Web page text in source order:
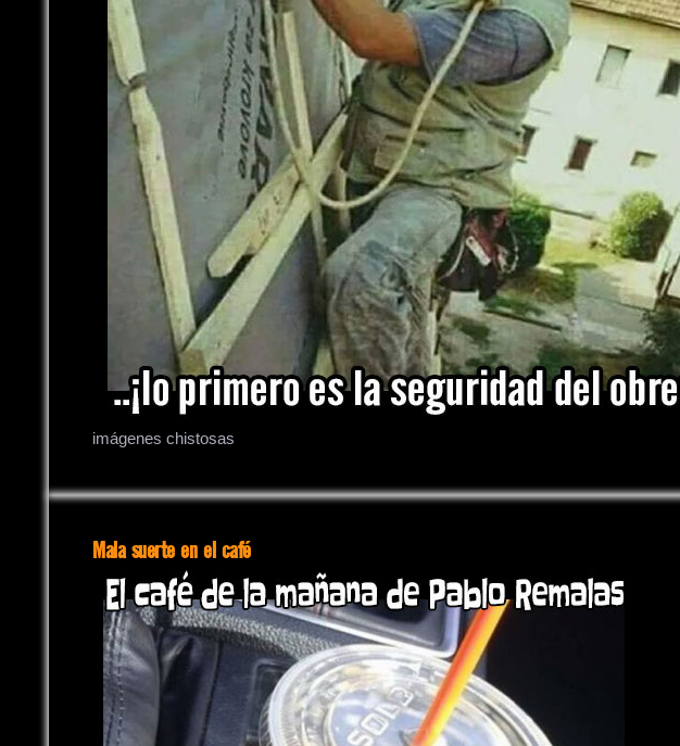
imágenes chistosas
Mala suerte en el café